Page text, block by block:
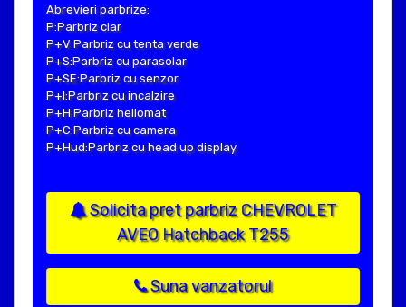
Abrevieri parbrize:
P:Parbriz clar
P+V:Parbriz cu tenta verde
P+S:Parbriz cu parasolar
P+SE:Parbriz cu senzor
P+I:Parbriz cu incalzire
P+H:Parbriz heliomat
P+C:Parbriz cu camera
P+Hud:Parbriz cu head up display
Solicita pret parbriz CHEVROLET
AVEO Hatchback T255
Suna vanzatorul